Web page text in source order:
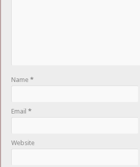
Name*
Email*
Website